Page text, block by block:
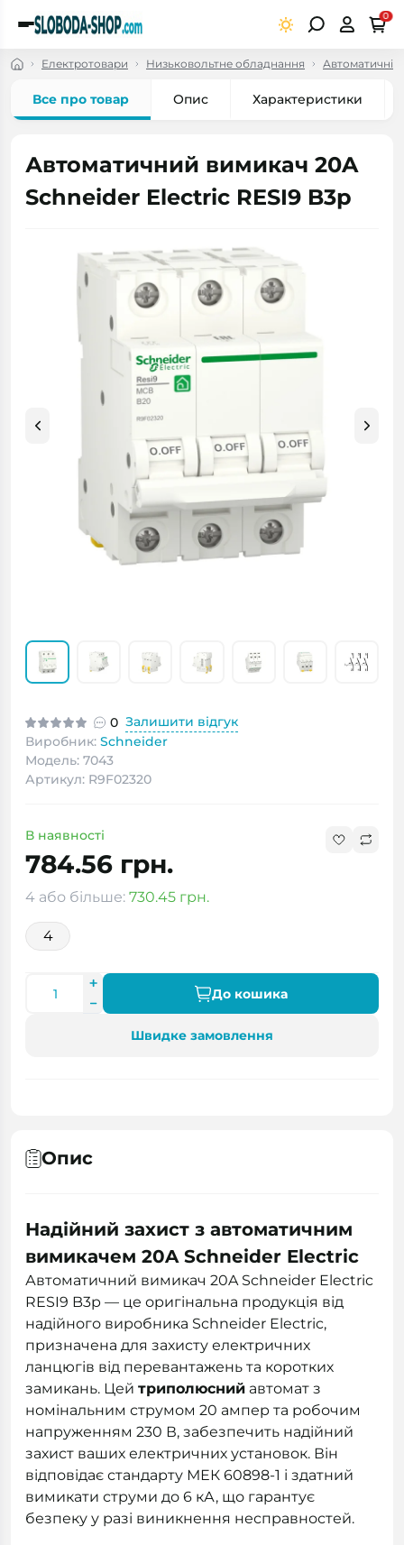
0
Електротовари Низьковольтне обладнання Автоматичні
Все про товар Опис Характеристики
Автоматичний вимикач 20A
Schneider Electric RESI9 B3р
0 Залишити відгук
Виробник: Schneider
Модель: 7043
Артикул: R9F02320
В наявності
784.56 грн.
4 або більше: 730.45 грн.
4
До кошика
Швидке замовлення
Опис
Надійний захист з автоматичним
вимикачем 20A Schneider Electric
Автоматичний вимикач 20A Schneider Electric
RESI9 B3р — це оригінальна продукція від
надійного виробника Schneider Electric,
призначена для захисту електричних
ланцюгів від перевантажень та коротких
замикань. Цей триполюсний автомат з
номінальним струмом 20 ампер та робочим
напруженням 230 В, забезпечить надійний
захист ваших електричних установок. Він
відповідає стандарту МЕК 60898-1 і здатний
вимикати струми до 6 кА, що гарантує
безпеку у разі виникнення несправностей.